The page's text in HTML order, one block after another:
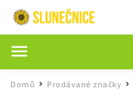
Domů / Prodávané značky /